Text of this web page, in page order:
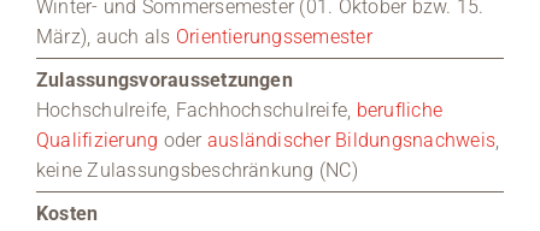
Winter- und Sommersemester (01. Oktober bzw. 15.
März), auch als Orientierungssemester
Zulassungsvoraussetzungen
Hochschulreife, Fachhochschulreife, berufliche
Qualifizierung oder ausländischer Bildungsnachweis,
keine Zulassungsbeschränkung (NC)
Kosten